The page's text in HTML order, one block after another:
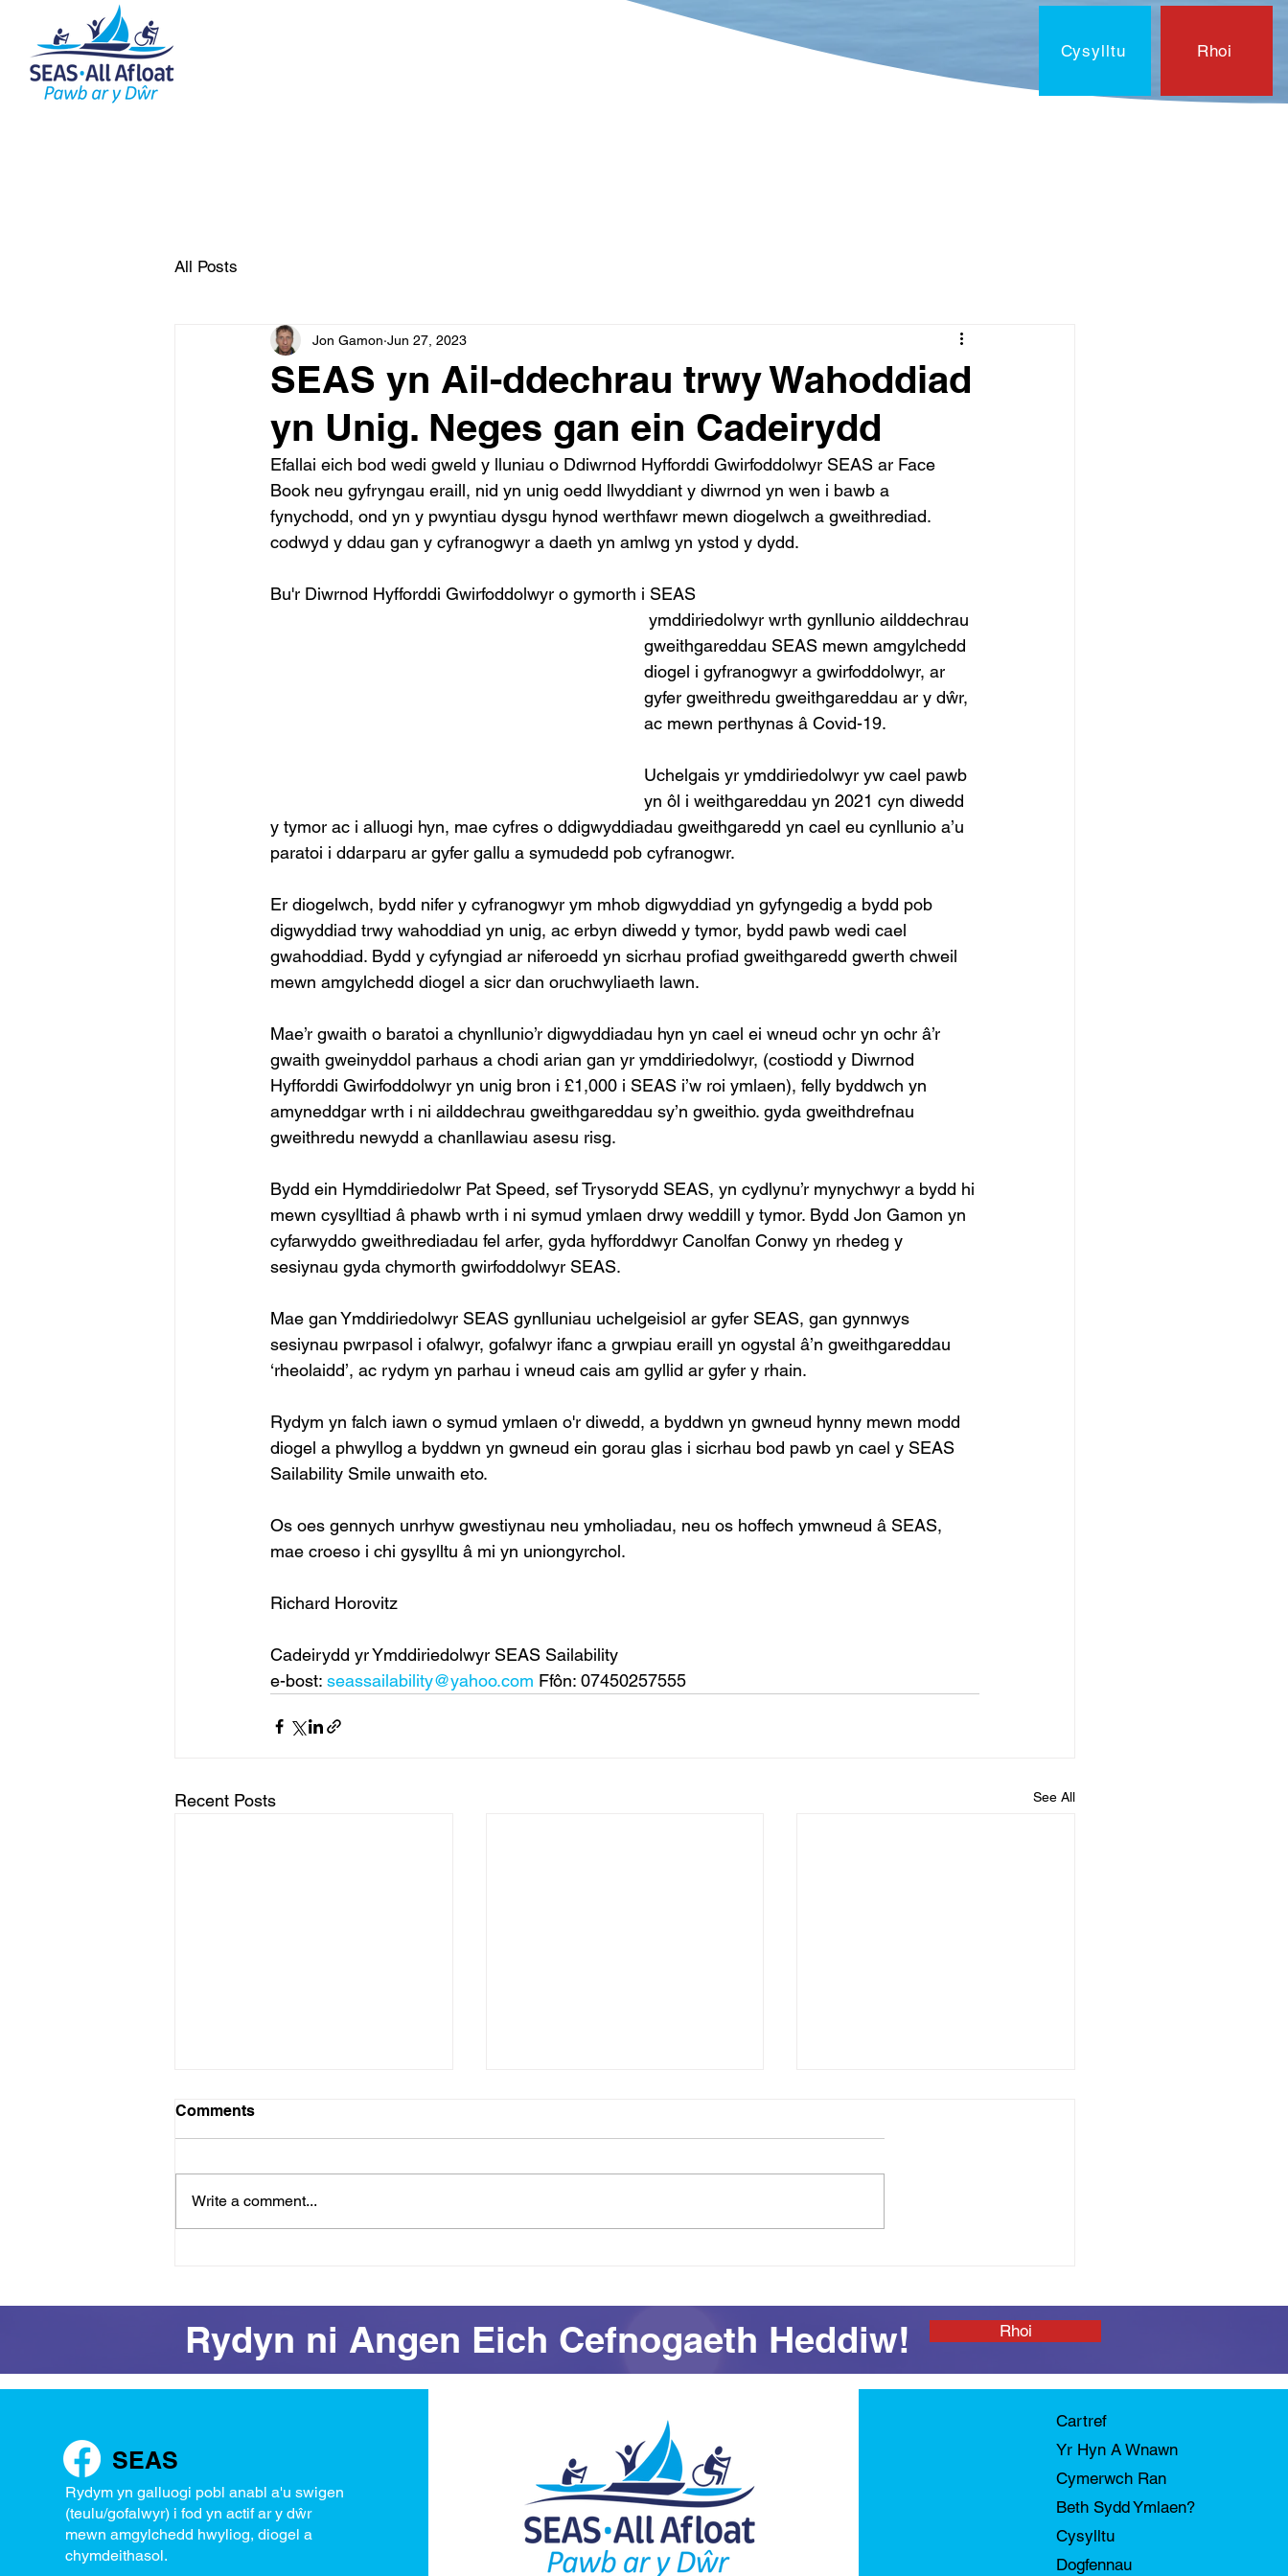
Cysylltu Rhoi
All Posts
SEAS yn Ail-ddechrau trwy Wahoddiad
yn Unig. Neges gan ein Cadeirydd
Jon Gamon Jun 27, 2023
Efallai eich bod wedi gweld y lluniau o Ddiwrnod Hyfforddi Gwirfoddolwyr SEAS ar Face
Book neu gyfryngau eraill, nid yn unig oedd llwyddiant y diwrnod yn wen i bawb a
fynychodd, ond yn y pwyntiau dysgu hynod werthfawr mewn diogelwch a gweithrediad.
codwyd y ddau gan y cyfranogwyr a daeth yn amlwg yn ystod y dydd.
Bu'r Diwrnod Hyfforddi Gwirfoddolwyr o gymorth i SEAS
gweithgareddau SEAS mewn amgylchedd
diogel i gyfranogwyr a gwirfoddolwyr, ar
gyfer gweithredu gweithgareddau ar y dŵr,
ac mewn perthynas â Covid-19.
Uchelgais yr ymddiriedolwyr yw cael pawb
yn ôl i weithgareddau yn 2021 cyn diwedd
y tymor ac i alluogi hyn, mae cyfres o ddigwyddiadau gweithgaredd yn cael eu cynllunio a’u
paratoi i ddarparu ar gyfer gallu a symudedd pob cyfranogwr.
Er diogelwch, bydd nifer y cyfranogwyr ym mhob digwyddiad yn gyfyngedig a bydd pob
digwyddiad trwy wahoddiad yn unig, ac erbyn diwedd y tymor, bydd pawb wedi cael
gwahoddiad. Bydd y cyfyngiad ar niferoedd yn sicrhau profiad gweithgaredd gwerth chweil
mewn amgylchedd diogel a sicr dan oruchwyliaeth lawn.
Mae’r gwaith o baratoi a chynllunio’r digwyddiadau hyn yn cael ei wneud ochr yn ochr â’r
gwaith gweinyddol parhaus a chodi arian gan yr ymddiriedolwyr, (costiodd y Diwrnod
Hyfforddi Gwirfoddolwyr yn unig bron i £1,000 i SEAS i’w roi ymlaen), felly byddwch yn
amyneddgar wrth i ni ailddechrau gweithgareddau sy’n gweithio. gyda gweithdrefnau
gweithredu newydd a chanllawiau asesu risg.
Bydd ein Hymddiriedolwr Pat Speed, sef Trysorydd SEAS, yn cydlynu’r mynychwyr a bydd hi
mewn cysylltiad â phawb wrth i ni symud ymlaen drwy weddill y tymor. Bydd Jon Gamon yn
cyfarwyddo gweithrediadau fel arfer, gyda hyfforddwyr Canolfan Conwy yn rhedeg y
sesiynau gyda chymorth gwirfoddolwyr SEAS.
Mae gan Ymddiriedolwyr SEAS gynlluniau uchelgeisiol ar gyfer SEAS, gan gynnwys
sesiynau pwrpasol i ofalwyr, gofalwyr ifanc a grwpiau eraill yn ogystal â’n gweithgareddau
‘rheolaidd’, ac rydym yn parhau i wneud cais am gyllid ar gyfer y rhain.
Rydym yn falch iawn o symud ymlaen o'r diwedd, a byddwn yn gwneud hynny mewn modd
diogel a phwyllog a byddwn yn gwneud ein gorau glas i sicrhau bod pawb yn cael y SEAS
Sailability Smile unwaith eto.
Os oes gennych unrhyw gwestiynau neu ymholiadau, neu os hoffech ymwneud â SEAS,
mae croeso i chi gysylltu â mi yn uniongyrchol.
Richard Horovitz
Cadeirydd yr Ymddiriedolwyr SEAS Sailability
e-bost: seassailability@yahoo.com Ffôn: 07450257555
Recent Posts See All
Croeso i Dymor 2026!
Comments
Write a comment...
Rydyn ni Angen Eich Cefnogaeth Heddiw! Rhoi
SEAS
Rydym yn galluogi pobl anabl a'u swigen
(teulu/gofalwyr) i fod yn actif ar y dŵr
mewn amgylchedd hwyliog, diogel a
chymdeithasol.
Cartref
Yr Hyn A Wnawn
Cymerwch Ran
Beth Sydd Ymlaen?
Cysylltu
Dogfennau